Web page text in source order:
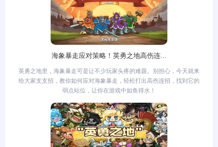
海象暴走应对策略！英勇之地高伤连...
英勇之地里，海象暴走可是让不少玩家头疼的难题。别担心，今天就来
给大家支支招，教你如何应对海象暴走，轻松打出高伤连招，找到它的
弱点站位，让你在游戏中如鱼得水！